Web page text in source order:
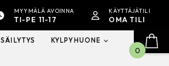
MYYMÄLÄ AVOINNA
TI-PE 11-17
KÄYTTÄJÄTILI
OMA TILI
SÄILYTYS KYLPYHUONE
0